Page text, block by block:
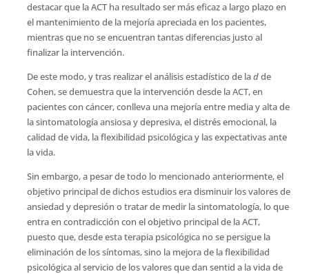
destacar que la ACT ha resultado ser más eficaz a largo plazo en
el mantenimiento de la mejoría apreciada en los pacientes,
mientras que no se encuentran tantas diferencias justo al
finalizar la intervención.
De este modo, y tras realizar el análisis estadístico de ladde
Cohen, se demuestra que la intervención desde la ACT, en
pacientes con cáncer, conlleva una mejoría entre media y alta de
la sintomatología ansiosa y depresiva, el distrés emocional, la
calidad de vida, la flexibilidad psicológica y las expectativas ante
la vida.
Sin embargo, a pesar de todo lo mencionado anteriormente, el
objetivo principal de dichos estudios era disminuir los valores de
ansiedad y depresión o tratar de medir la sintomatología, lo que
entra en contradicción con el objetivo principal de la ACT,
puesto que, desde esta terapia psicológica no se persigue la
eliminación de los síntomas, sino la mejora de la flexibilidad
psicológica al servicio de los valores que dan sentid a la vida de